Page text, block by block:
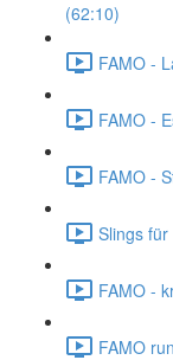
(62:10)
FAMO -
FAMO -
FAMO -
Slings
FAMO -
FAMO